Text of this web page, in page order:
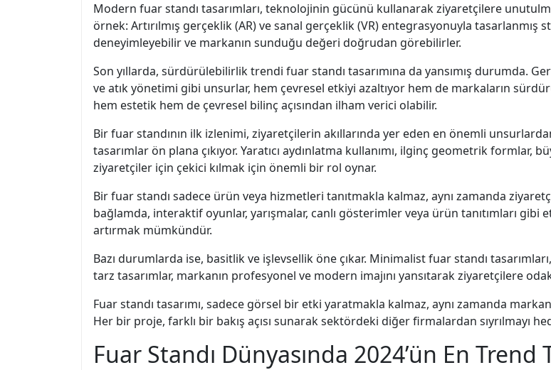
Modern fuar standı tasarımları, teknolojinin gücünü kullanarak ziyaretçilere
örnek: Artırılmış gerçeklik (AR) ve sanal gerçeklik (VR) entegrasyonuyla
deneyimleyebilir ve markanın sunduğu değeri doğrudan görebilirler.
Son yıllarda, sürdürülebilirlik trendi fuar standı tasarımına da yansımış durumda.
ve atık yönetimi gibi unsurlar, hem çevresel etkiyi azaltıyor hem de markaların
hem estetik hem de çevresel bilinç açısından ilham verici olabilir.
Bir fuar standının ilk izlenimi, ziyaretçilerin akıllarında yer eden en önemli
tasarımlar ön plana çıkıyor. Yaratıcı aydınlatma kullanımı, ilginç geometrik
ziyaretçiler için çekici kılmak için önemli bir rol oynar.
Bir fuar standı sadece ürün veya hizmetleri tanıtmakla kalmaz, aynı zamanda
bağlamda, interaktif oyunlar, yarışmalar, canlı gösterimler veya ürün tanıtımları
artırmak mümkündür.
Bazı durumlarda ise, basitlik ve işlevsellik öne çıkar. Minimalist fuar standı
tarz tasarımlar, markanın profesyonel ve modern imajını yansıtarak ziyaretçilere
Fuar standı tasarımı, sadece görsel bir etki yaratmakla kalmaz, aynı zamanda
Her bir proje, farklı bir bakış açısı sunarak sektördeki diğer firmalardan sıyrılmayı
Fuar Standı Dünyasında 2024’ün En Trend